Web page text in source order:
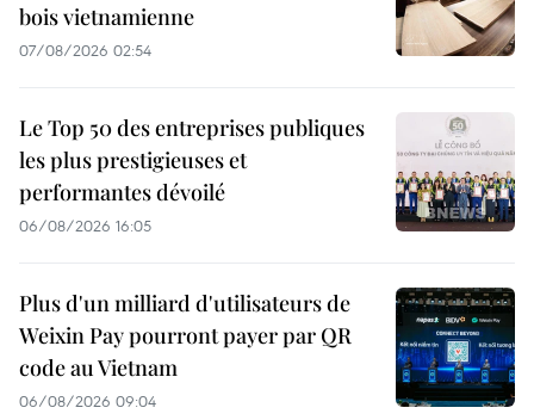
bois vietnamienne
07/08/2026 02:54
Le Top 50 des entreprises publiques
les plus prestigieuses et
performantes dévoilé
06/08/2026 16:05
Plus d'un milliard d'utilisateurs de
Weixin Pay pourront payer par QR
code au Vietnam
06/08/2026 09:04